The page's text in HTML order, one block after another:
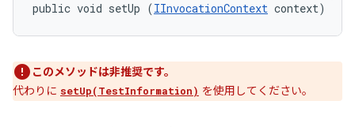
public void setUp (IInvocationContext context)
このメソッドは非推奨です。
代わりに setUp(TestInformation) を使用してください。